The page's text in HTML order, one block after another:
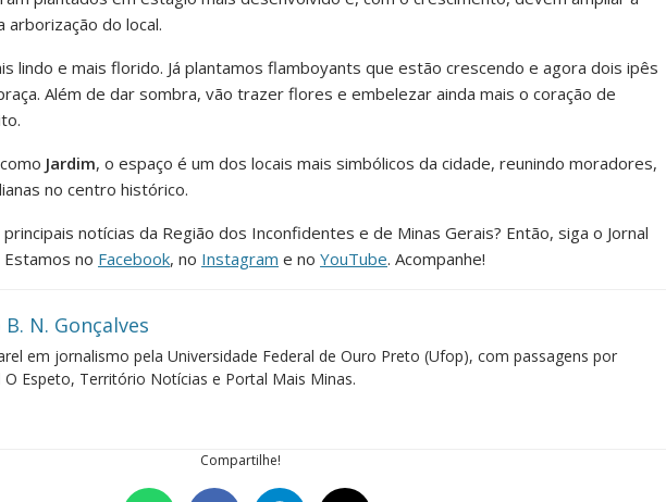
do local.
lindo e mais florido. Já plantamos flamboyants que estão crescendo e agora dois ipês
Além de dar sombra, vão trazer flores e embelezar ainda mais o coração de
Jardim, o espaço é um dos locais mais simbólicos da cidade, reunindo moradores,
no centro histórico.
notícias da Região dos Inconfidentes e de Minas Gerais? Então, siga o Jornal
no Facebook, no Instagram e no YouTube. Acompanhe!
B. N. Gonçalves
em jornalismo pela Universidade Federal de Ouro Preto (Ufop), com passagens por
O Espeto, Território Notícias e Portal Mais Minas.
Compartilhe!